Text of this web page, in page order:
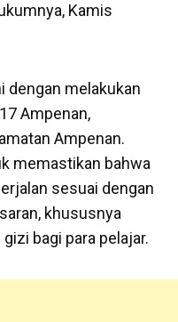
Kamis
dengan melakukan
Ampenan,
Ampenan.
memastikan bahwa
sesuai dengan
khususnya
bagi para pelajar.